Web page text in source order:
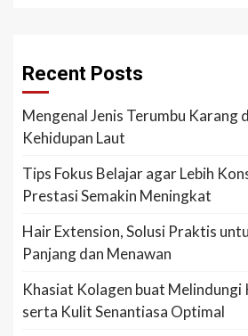
Recent Posts
Mengenal Jenis Terumbu Karang
Kehidupan Laut
Tips Fokus Belajar agar Lebih
Prestasi Semakin Meningkat
Hair Extension, Solusi Praktis
Panjang dan Menawan
Khasiat Kolagen buat Melindungi
serta Kulit Senantiasa Optimal